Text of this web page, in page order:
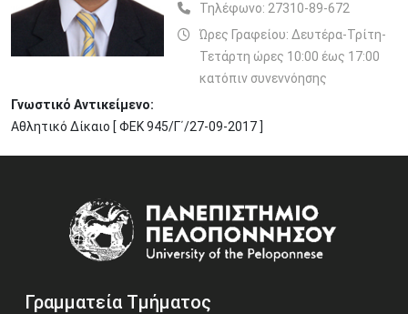
Τηλέφωνο: 27310-89-672
Ώρες Γραφείου: Δευτέρα-Τρίτη-
Τετάρτη ώρες 10:00 έως 17:00
κατόπιν συνεννόησης
Γνωστικό Αντικείμενο:
Αθλητικό Δίκαιο [ ΦΕΚ 945/Γ΄/27-09-2017 ]
Γραμματεία Τμήματος